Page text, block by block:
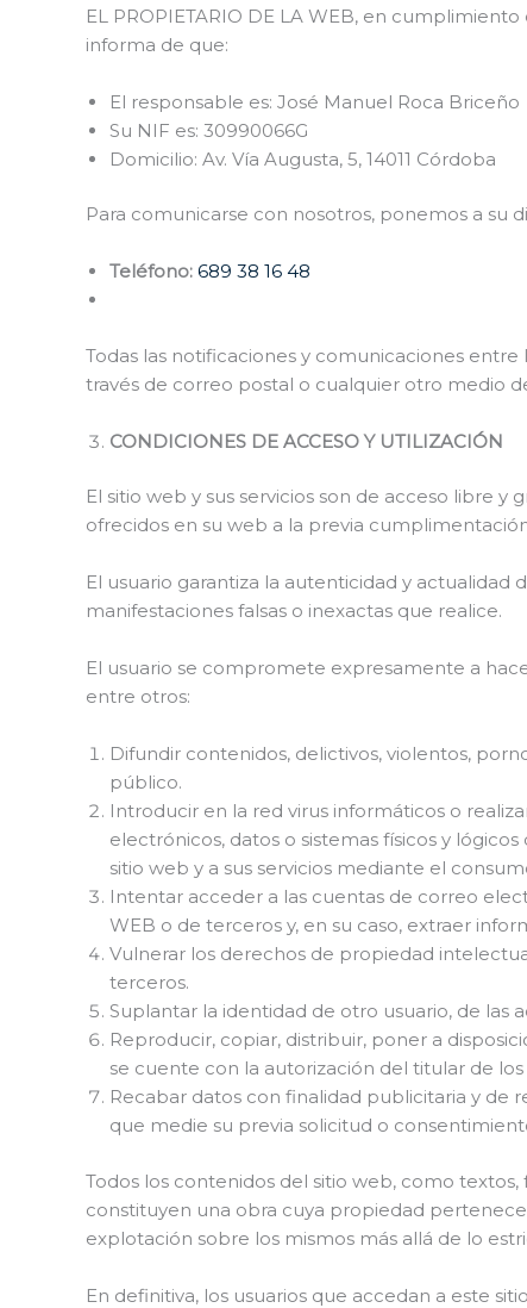
EL PROPIETARIO DE LA WEB, en
informa de que:
El responsable es: José Manuel Roca Briceño
Su NIF es: 30990066G
Domicilio: Av. Vía Augusta, 5, 14011 Córdoba
Para comunicarse con nosotros, ponemos a su
Teléfono: 689 38 16 48
Todas las notificaciones y comunicaciones entre
través de correo postal o cualquier otro medio
CONDICIONES DE ACCESO Y UTILIZACIÓN
El sitio web y sus servicios son de acceso libre y
ofrecidos en su web a la previa
El usuario garantiza la autenticidad y actualidad
manifestaciones falsas o inexactas que realice.
El usuario se compromete expresamente a
entre otros:
Difundir contenidos, delictivos, violentos,
público.
Introducir en la red virus informáticos o
electrónicos, datos o sistemas físicos y
sitio web y a sus servicios mediante el
Intentar acceder a las cuentas de correo
WEB o de terceros y, en su caso, extraer
Vulnerar los derechos de propiedad
terceros.
Suplantar la identidad de otro usuario, de las
Reproducir, copiar, distribuir, poner a
se cuente con la autorización del titular de
Recabar datos con finalidad publicitaria y de
que medie su previa solicitud o
Todos los contenidos del sitio web, como
constituyen una obra cuya propiedad
explotación sobre los mismos más allá de lo
En definitiva, los usuarios que accedan a este